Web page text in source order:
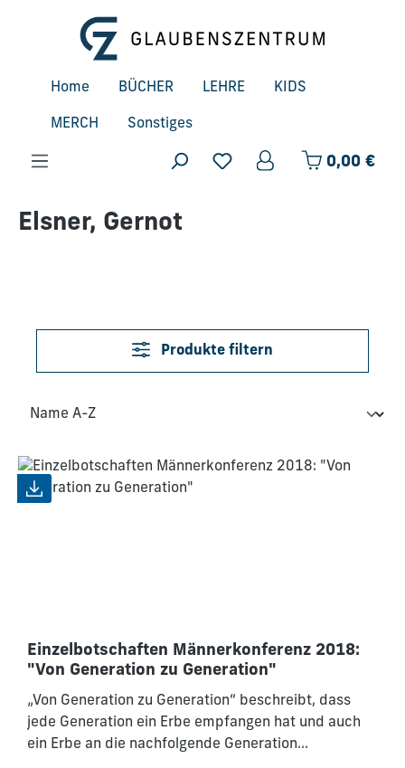
Zum Hauptinhalt springen
Home BÜCHER LEHRE KIDS
MERCH Sonstiges
0,00 €
Elsner, Gernot
Produkte filtern
Einzelbotschaften Männerkonferenz 2018:
"Von Generation zu Generation"
„Von Generation zu Generation“ beschreibt, dass
jede Generation ein Erbe empfangen hat und auch
ein Erbe an die nachfolgende Generation